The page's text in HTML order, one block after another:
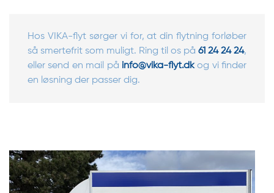
Hos VIKA-flyt sørger vi for, at din flytning forløber
så smertefrit som muligt. Ring til os på 61 24 24 24,
eller send en mail på info@vika-flyt.dkog vi finder
en løsning der passer dig.